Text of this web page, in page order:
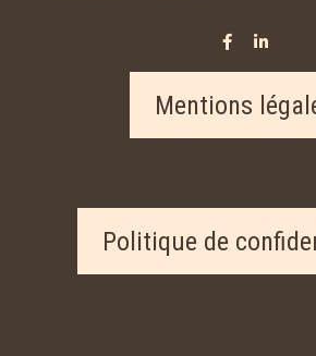
Mentions
Politique de